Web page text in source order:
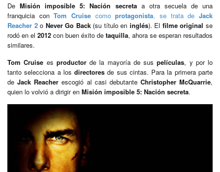
DeMisión imposible 5: Nación secretaa otra secuela de una
franquicia conTom Cruise comoprotagonista, se trata deJack
Reacher 2 o Never Go Back(su título en inglés). El filme original se
rodó en el 2012 con buen éxito de taquilla, ahora se esperan resultados
similares.
Tom Cruise es productorde la mayoría de suspelículas, y por lo
tanto selecciona a losdirectores de sus cintas. Para la primera parte
deJack Reacher escogió al casi debutante Christopher McQuarrie,
quien lo volvió a dirigir en Misión imposible 5: Nación secreta.